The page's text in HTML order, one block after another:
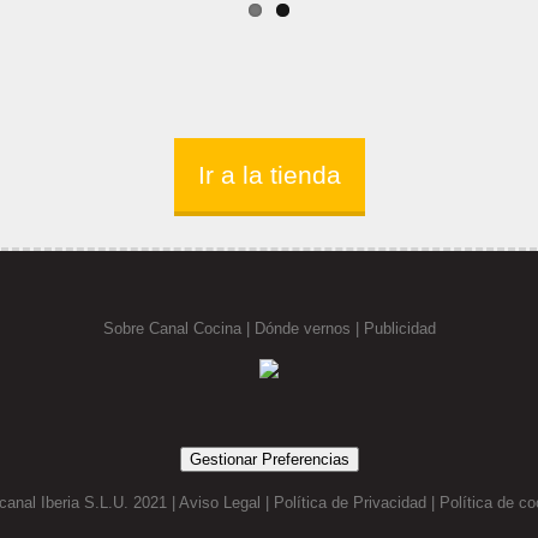
Ir a la tienda
Sobre Canal Cocina| Dónde vernos | Publicidad
Gestionar Preferencias
Iberia S.L.U. 2021 | Aviso Legal Política de Privacidad Política de